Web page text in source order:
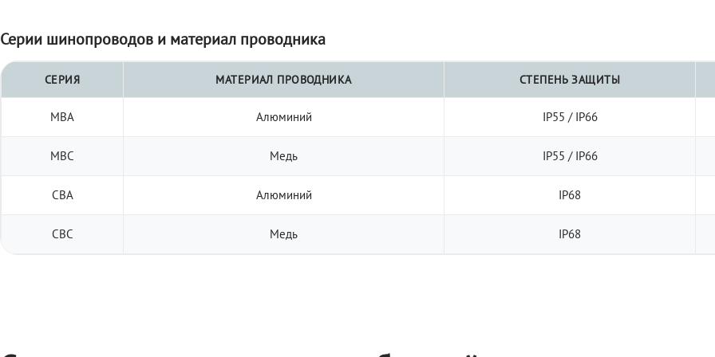
Серии шинопроводов и материал проводника
СЕРИЯ МАТЕРИАЛ ПРОВОДНИКА СТЕПЕНЬ ЗАЩИТЫ
МВА Алюминий IP55 / IP66
МВС Медь IP55 / IP66
СВА Алюминий IP68
СВС Медь IP68